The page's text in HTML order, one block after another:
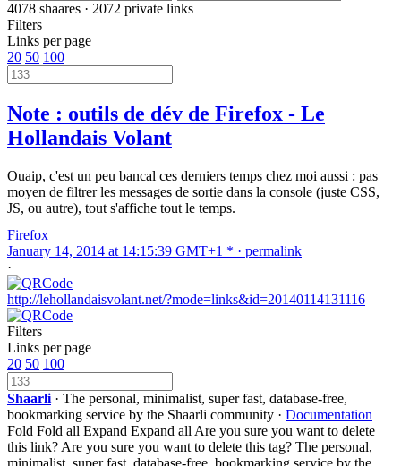
4078 shaares · 2072 private links
Filters
Links per page
20 50 100
Note : outils de dév de Firefox - Le
Hollandais Volant
Ouaip, c'est un peu bancal ces derniers temps chez moi aussi : pas
moyen de filtrer les messages de sortie dans la console (juste CSS,
JS, ou autre), tout s'affiche tout le temps.
Firefox
January 14, 2014 at 14:15:39 GMT+1 * · permalink
·
http://lehollandaisvolant.net/?mode=links&id=20140114131116
Filters
Links per page
20 50 100
Shaarli · The personal, minimalist, super fast, database-free,
bookmarking service by the Shaarli community · Documentation
Fold Fold all Expand Expand all Are you sure you want to delete
this link? Are you sure you want to delete this tag? The personal,
minimalist, super fast, database-free, bookmarking service by the